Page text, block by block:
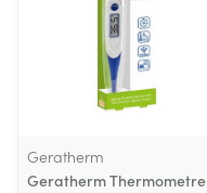
Geratherm
Geratherm Thermometre